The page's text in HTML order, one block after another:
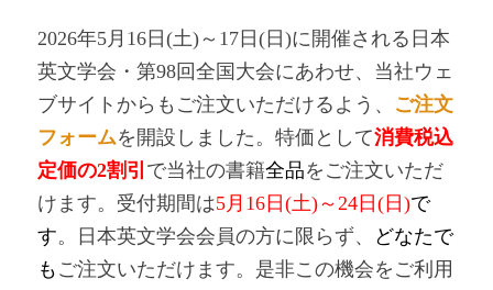
2026年5月16日(土)～17日(日)に開催される日本
英文学会・第98回全国大会にあわせ、当社ウェ
ブサイトからもご注文いただけるよう、 ご注文
フォームを開設しました。特価として消費税込
定価の2割引 で当社の書籍全品をご注文いただ
けます。受付期間は5月16日(土)～24日(日)で
す。日本英文学会会員の方に限らず、 どなたで
も ご注文いただけます。是非この機会をご利用